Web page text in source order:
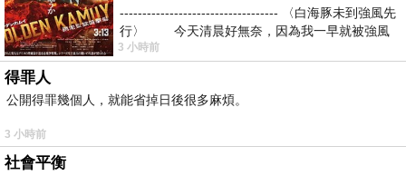
----------------------------------- 〈白海豚未到強風先
行〉 今天清晨好無奈，因為我一早就被強風
3 小時前
得罪人
公開得罪幾個人，就能省掉日後很多麻煩。
3 小時前
社會平衡